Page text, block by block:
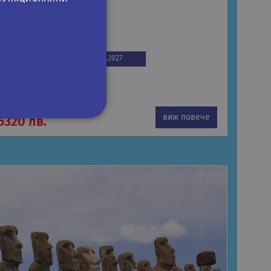
06.05.2027
лв.
виж повече
и управление на
за да запомни
работи правилно.
езика PHP. Това е
за поддържане на